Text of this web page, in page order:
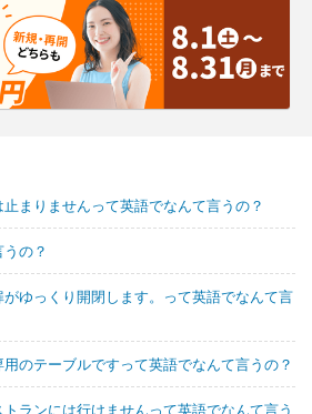
まりませんって英語でなんて言うの？
の？
ゆっくり開閉します。って英語でなんて言
のテーブルですって英語でなんて言うの？
ランには行けませんって英語でなんて言う